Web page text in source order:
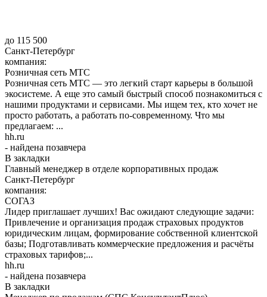
до 115 500
Санкт-Петербург
компания:
Розничная сеть МТС
Розничная сеть МТС — это легкий старт карьеры в большой
экосистеме. А еще это самый быстрый способ познакомиться с
нашими продуктами и сервисами. Мы ищем тех, кто хочет не
просто работать, а работать по-современному. Что мы
предлагаем: ...
hh.ru
- найдена позавчера
В закладки
Главный менеджер в отделе корпоративных продаж
Санкт-Петербург
компания:
СОГАЗ
Лидер приглашает лучших! Вас ожидают следующие задачи:
Привлечение и организация продаж страховых продуктов
юридическим лицам, формирование собственной клиентской
базы; Подготавливать коммерческие предложения и расчёты
страховых тарифов;...
hh.ru
- найдена позавчера
В закладки